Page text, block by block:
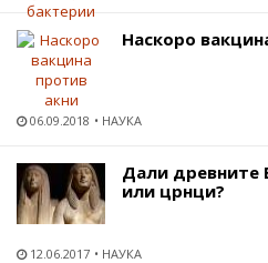
Наскоро
06.09.2018 НАУКА
Дали древните
или црнци?
12.06.2017 НАУКА